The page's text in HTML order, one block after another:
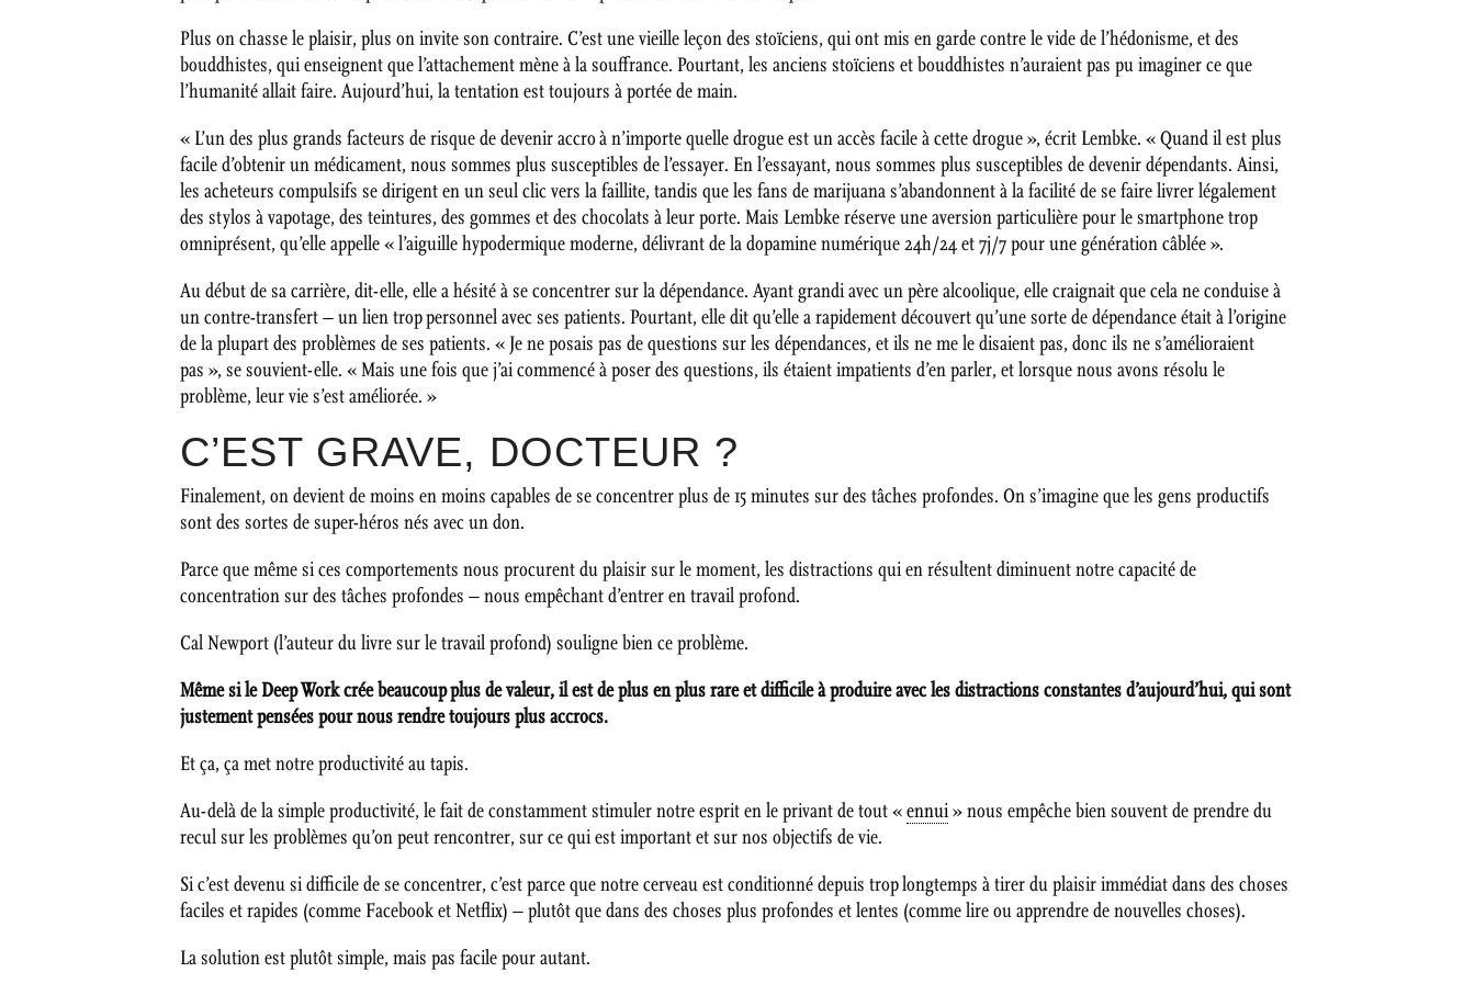
Plus on chasse le plaisir, plus on invite son contraire. C’est une vieille leçon des stoïciens, qui ont mis en garde contre le vide de l’hédonisme, et des
bouddhistes, qui enseignent que l’attachement mène à la souffrance. Pourtant, les anciens stoïciens et bouddhistes n’auraient pas pu imaginer ce que
l’humanité allait faire. Aujourd’hui, la tentation est toujours à portée de main.
« L’un des plus grands facteurs de risque de devenir accro à n’importe quelle drogue est un accès facile à cette drogue », écrit Lembke. « Quand il est plus
facile d’obtenir un médicament, nous sommes plus susceptibles de l’essayer. En l’essayant, nous sommes plus susceptibles de devenir dépendants. Ainsi,
les acheteurs compulsifs se dirigent en un seul clic vers la faillite, tandis que les fans de marijuana s’abandonnent à la facilité de se faire livrer légalement
des stylos à vapotage, des teintures, des gommes et des chocolats à leur porte. Mais Lembke réserve une aversion particulière pour le smartphone trop
omniprésent, qu’elle appelle « l’aiguille hypodermique moderne, délivrant de la dopamine numérique 24h/24 et 7j/7 pour une génération câblée ».
Au début de sa carrière, dit-elle, elle a hésité à se concentrer sur la dépendance. Ayant grandi avec un père alcoolique, elle craignait que cela ne conduise à
un contre-transfert – un lien trop personnel avec ses patients. Pourtant, elle dit qu’elle a rapidement découvert qu’une sorte de dépendance était à l’origine
de la plupart des problèmes de ses patients. « Je ne posais pas de questions sur les dépendances, et ils ne me le disaient pas, donc ils ne s’amélioraient
pas », se souvient-elle. « Mais une fois que j’ai commencé à poser des questions, ils étaient impatients d’en parler, et lorsque nous avons résolu le
problème, leur vie s’est améliorée. »
C’EST GRAVE, DOCTEUR ?
Finalement, on devient de moins en moins capables de se concentrer plus de 15 minutes sur des tâches profondes. On s’imagine que les gens productifs
sont des sortes de super-héros nés avec un don.
Parce que même si ces comportements nous procurent du plaisir sur le moment, les distractions qui en résultent diminuent notre capacité de
concentration sur des tâches profondes – nous empêchant d’entrer en travail profond.
Cal Newport (l’auteur du livre sur le travail profond) souligne bien ce problème.
Même si le Deep Work crée beaucoup plus de valeur, il est de plus en plus rare et difficile à produire avec les distractions constantes d’aujourd’hui, qui sont
justement pensées pour nous rendre toujours plus accrocs.
Et ça, ça met notre productivité au tapis.
Au-delà de la simple productivité, le fait de constamment stimuler notre esprit en le privant de tout «ennui» nous empêche bien souvent de prendre du
recul sur les problèmes qu’on peut rencontrer, sur ce qui est important et sur nos objectifs de vie.
Si c’est devenu si difficile de se concentrer, c’est parce que notre cerveau est conditionné depuis trop longtemps à tirer du plaisir immédiat dans des choses
faciles et rapides (comme Facebook et Netflix) – plutôt que dans des choses plus profondes et lentes (comme lire ou apprendre de nouvelles choses).
La solution est plutôt simple, mais pas facile pour autant.